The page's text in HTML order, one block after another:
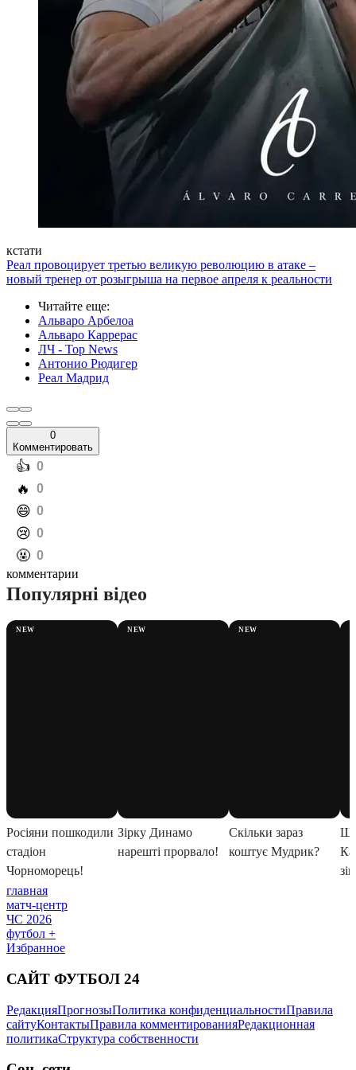
кстати
Реал провоцирует третью великую революцию в атаке –
новый тренер от розыгрыша на первое апреля к реальности
Читайте еще:
Альваро Арбелоа
Альваро Каррерас
ЛЧ - Top News
Антонио Рюдигер
Реал Мадрид
0
Комментировать
️👍 0
️🔥 0
️😄 0
️😢 0
️🤬 0
комментарии
главная
матч-центр
ЧС 2026
футбол +
Избранное
САЙТ ФУТБОЛ 24
РедакцияПрогнозыПолитика конфиденциальностиПравила
сайтуКонтактыПравила комментированияРедакционная
политикаСтруктура собственности